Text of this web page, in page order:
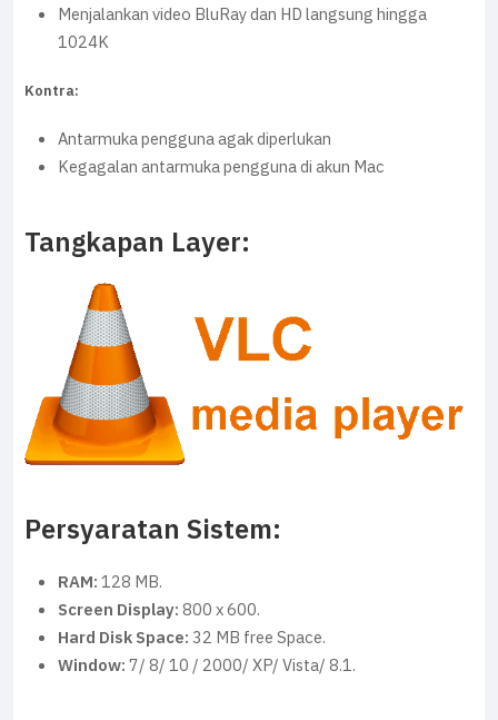
Menjalankan video BluRay dan HD langsung hingga
1024K
Kontra:
Antarmuka pengguna agak diperlukan
Kegagalan antarmuka pengguna di akun Mac
Tangkapan Layer:
Persyaratan Sistem:
RAM:128 MB.
Screen Display: 800 x 600.
Hard Disk Space: 32 MB free Space.
Window:7/ 8/ 10 / 2000/ XP/ Vista/ 8.1.